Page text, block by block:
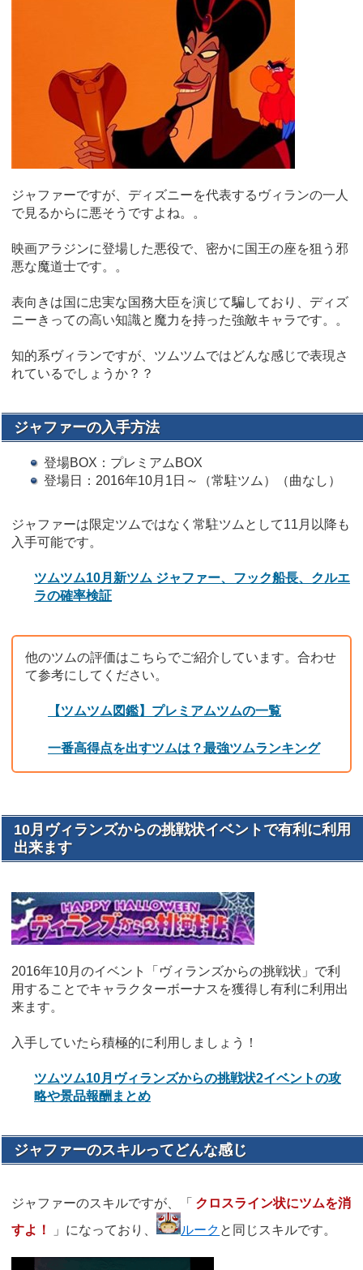
ジャファーですが、ディズニーを代表するヴィランの一人
で見るからに悪そうですよね。。
映画アラジンに登場した悪役で、密かに国王の座を狙う邪
悪な魔道士です。。
表向きは国に忠実な国務大臣を演じて騙しており、ディズ
ニーきっての高い知識と魔力を持った強敵キャラです。。
知的系ヴィランですが、ツムツムではどんな感じで表現さ
れているでしょうか？？
ジャファーの入手方法
登場BOX：プレミアムBOX
登場日：2016年10月1日～（常駐ツム）（曲なし）
ジャファーは限定ツムではなく常駐ツムとして11月以降も
入手可能です。
ツムツム10月新ツム ジャファー、フック船長、クルエ
ラの確率検証
他のツムの評価はこちらでご紹介しています。合わせ
て参考にしてください。
【ツムツム図鑑】プレミアムツムの一覧
一番高得点を出すツムは？最強ツムランキング
10月ヴィランズからの挑戦状イベントで有利に利用
出来ます
2016年10月のイベント「ヴィランズからの挑戦状」で利
用することでキャラクターボーナスを獲得し有利に利用出
来ます。
入手していたら積極的に利用しましょう！
ツムツム10月ヴィランズからの挑戦状2イベントの攻
略や景品報酬まとめ
ジャファーのスキルってどんな感じ
ジャファーのスキルですが、「 クロスライン状にツムを消
すよ！
」になっており、 ルーク と同じスキルです。